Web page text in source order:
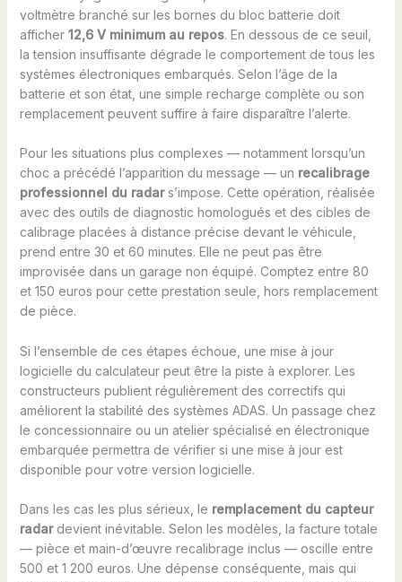
voltmètre branché sur les bornes du bloc batterie doit
afficher 12,6 V minimum au repos. En dessous de ce seuil,
la tension insuffisante dégrade le comportement de tous les
systèmes électroniques embarqués. Selon l’âge de la
batterie et son état, une simple recharge complète ou son
remplacement peuvent suffire à faire disparaître l’alerte.
Pour les situations plus complexes — notamment lorsqu’un
choc a précédé l’apparition du message — un recalibrage
professionnel du radars’impose. Cette opération, réalisée
avec des outils de diagnostic homologués et des cibles de
calibrage placées à distance précise devant le véhicule,
prend entre 30 et 60 minutes. Elle ne peut pas être
improvisée dans un garage non équipé. Comptez entre 80
et 150 euros pour cette prestation seule, hors remplacement
de pièce.
Si l’ensemble de ces étapes échoue, une mise à jour
logicielle du calculateur peut être la piste à explorer. Les
constructeurs publient régulièrement des correctifs qui
améliorent la stabilité des systèmes ADAS. Un passage chez
le concessionnaire ou un atelier spécialisé en électronique
embarquée permettra de vérifier si une mise à jour est
disponible pour votre version logicielle.
Dans les cas les plus sérieux, le remplacement du capteur
radardevient inévitable. Selon les modèles, la facture totale
— pièce et main-d’œuvre recalibrage inclus — oscille entre
500 et 1 200 euros. Une dépense conséquente, mais qui